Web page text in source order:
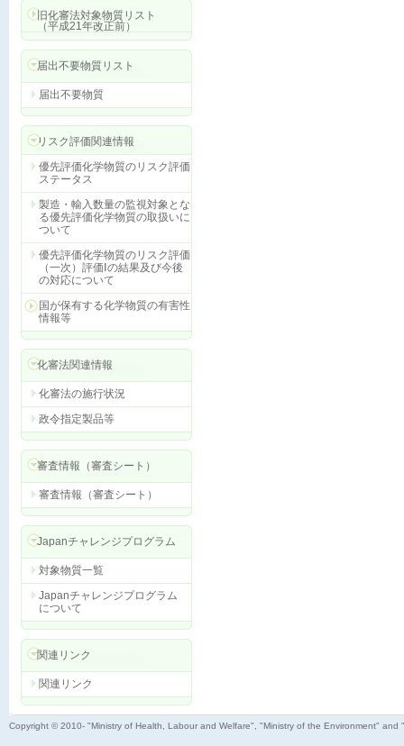
旧化審法対象物質リスト
（平成21年改正前）
届出不要物質リスト
届出不要物質
リスク評価関連情報
優先評価化学物質のリスク評価
ステータス
製造・輸入数量の監視対象とな
る優先評価化学物質の取扱いに
ついて
優先評価化学物質のリスク評価
（一次）評価Ⅰの結果及び今後
の対応について
国が保有する化学物質の有害性
情報等
化審法関連情報
化審法の施行状況
政令指定製品等
審査情報（審査シート）
審査情報（審査シート）
Japanチャレンジプログラム
対象物質一覧
Japanチャレンジプログラム
について
関連リンク
関連リンク
Copyright © 2010- "Ministry of Health, Labour and Welfare", "Ministry of the Environment"